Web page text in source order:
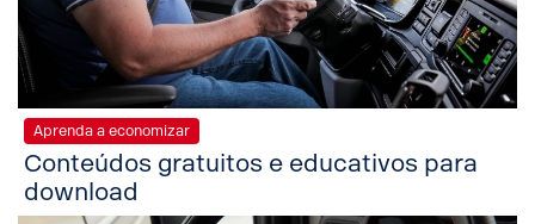
Aprenda a economizar
Conteúdos gratuitos e educativos para
download